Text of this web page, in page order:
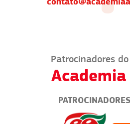
Patrocinadores
PATROCINADORES